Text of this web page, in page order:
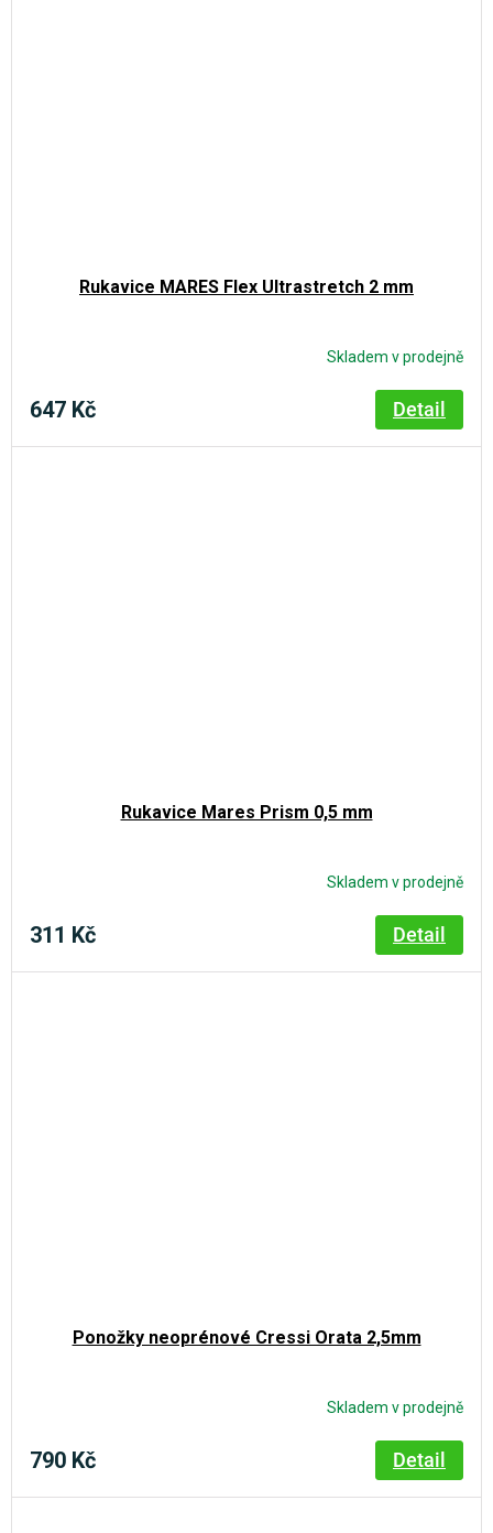
Rukavice MARES Flex Ultrastretch 2 mm
Skladem v prodejně
647 Kč Detail
Rukavice Mares Prism 0,5 mm
Skladem v prodejně
311 Kč Detail
Ponožky neoprénové Cressi Orata 2,5mm
Skladem v prodejně
790 Kč Detail